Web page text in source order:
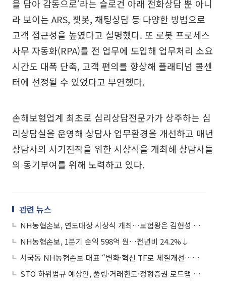
을 담아 감동으로’라는 슬로건 아래 전화상담 뿐 아니
라 보이는 ARS, 챗봇, 채팅상담 등 다양한 방법으로
고객 접근성을 높였다고 설명했다. 또 로봇 프로세스
사무 자동화(RPA)를 전 업무에 도입해 업무처리 소요
시간도 대폭 단축, 고객 편의를 향상해 플래티넘 콜센
터에 선정될 수 있었다고 부연했다.
손해보험업계 최초로 심리상담전문가가 상주하는 심
리상담실을 운영해 상담사 업무환경을 개선하고 매년
상담사의 사기진작을 위한 시상식을 개최해 상담사들
의 동기부여를 위해 노력하고 있다.
관련 뉴스
NH농협손보, 연도대상 시상식 개최…보험왕은 김현성 지점장
NH농협손보, 1분기 순익 598억 원…전년비 24.2%↓
서국동 NH농협손보 대표 “변화·혁신 TF로 체질개선…경영 목표 달성할 것”
STO 하위법규 예상안, 풀링·거래한도·정형증권 로드맵 제시